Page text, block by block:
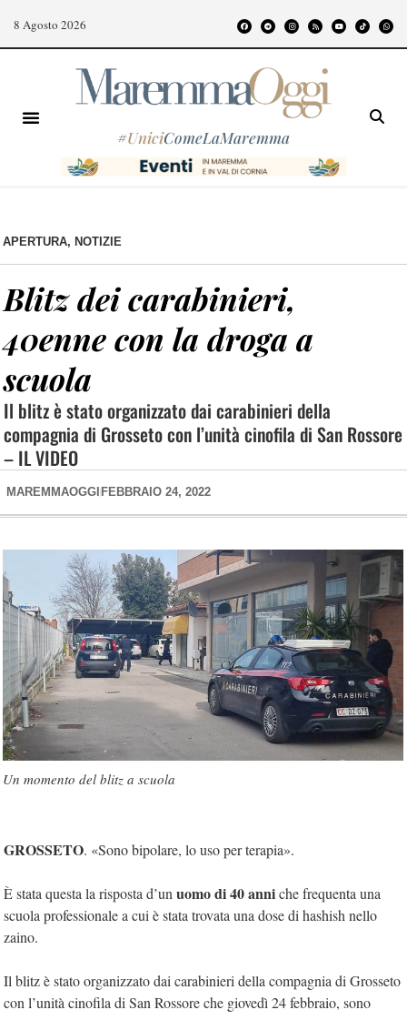
8 Agosto 2026
#UniciComeLaMaremma
APERTURA, NOTIZIE
Blitz dei carabinieri,
40enne con la droga a
scuola
Il blitz è stato organizzato dai carabinieri della
compagnia di Grosseto con l’unità cinofila di San Rossore
– IL VIDEO
MAREMMAOGGI FEBBRAIO 24, 2022
Un momento del blitz a scuola
GROSSETO. «Sono bipolare, lo uso per terapia».
È stata questa la risposta d’un uomo di 40 anniche frequenta una
scuola professionale a cui è stata trovata una dose di hashish nello
zaino.
Il blitz è stato organizzato dai carabinieri della compagnia di Grosseto
con l’unità cinofila di San Rossore che giovedì 24 febbraio, sono